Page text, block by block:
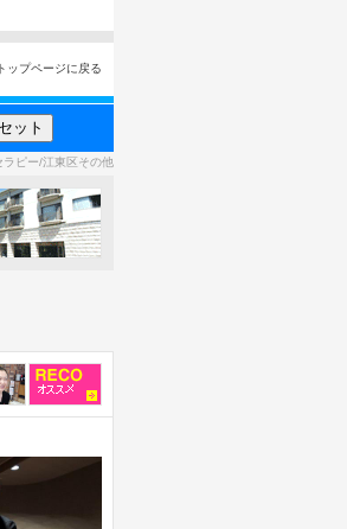
トップページに戻る
ラピー/江東区その他